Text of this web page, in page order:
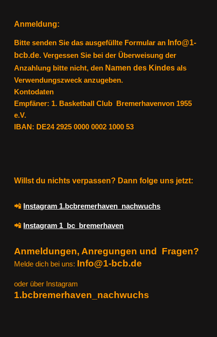
Anmeldung:
Bitte senden Sie das ausgefüllte Formular an Info@1-
bcb.de. Vergessen Sie bei der Überweisung der
Anzahlung bitte nicht, den Namen des Kindes als
Verwendungszweck anzugeben.
Kontodaten
Empfäner: 1. Basketball Club Bremerhavenvon 1955
e.V.
IBAN: DE24 2925 0000 0002 1000 53
Willst du nichts verpassen? Dann folge uns jetzt:
📲 Instagram 1.bcbremerhaven_nachwuchs
📲 Instagram 1_bc_bremerhaven
Anmeldungen, Anregungen und Fragen?
Melde dich bei uns: Info@1-bcb.de
oder über Instagram
1.bcbremerhaven_nachwuchs